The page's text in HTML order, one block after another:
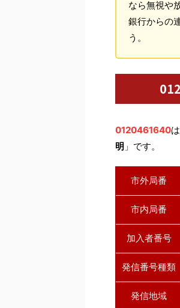
なら無視や
銀行からの
う。
0120461640
明 」です。
市外局番
市内局番
加入者番号
発信番号種類
発信地域